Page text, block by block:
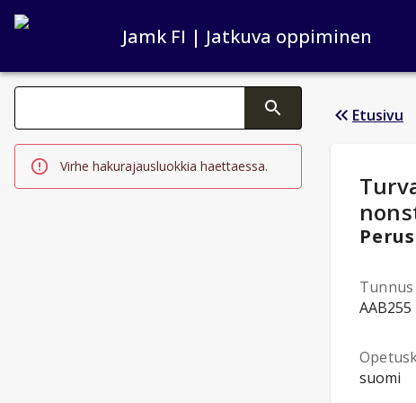
Jamk FI | Jatkuva oppiminen
Haku kategoriat
Tekstin muutos aktivoi hakutoiminnon
Virhe hakurajausluokkia haettaessa.
Etusivu
Tunnus
AAB255
suomi